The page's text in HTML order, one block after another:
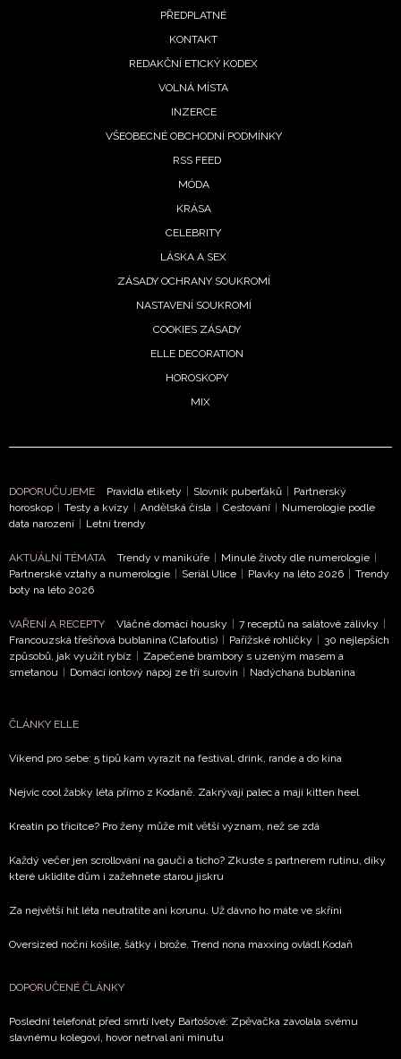
NEWSLETTER
Přihlášením k newsletteru souhlasíte s
podmínkami společnosti BurdaMedia Extra s.r.o.
- BurdaMedia Extra s.r.o. bude s
Vašimi údaji pracovat zejména k organizaci a
vyhodnocení akce a zasílání novinek.
informace od našich partnerů? Pokud souhlasíte se
zpracováním údajů k tomuto účelu podle
soukromí BurdaMedia Extra s.r.o.
PŘEDPLATNÉ
KONTAKT
REDAKČNÍ ETICKÝ KODEX
VOLNÁ MÍSTA
INZERCE
VŠEOBECNÉ OBCHODNÍ PODMÍNKY
RSS FEED
MÓDA
KRÁSA
CELEBRITY
LÁSKA A SEX
ZÁSADY OCHRANY SOUKROMÍ
NASTAVENÍ SOUKROMÍ
COOKIES ZÁSADY
ELLE DECORATION
HOROSKOPY
MIX
DOPORUČUJEME Pravidla etikety | Slovník puberťáků | Partnerský
horoskop | Testy a kvízy | Andělská čísla | Cestování | Numerologie podle
data narození | Letní trendy
AKTUÁLNÍ TÉMATA Trendy v manikúře | Minulé životy dle numerologie |
Partnerské vztahy a numerologie | Seriál Ulice | Plavky na léto 2026 | Trendy
boty na léto 2026
VAŘENÍ A RECEPTY Vláčné domácí housky | 7 receptů na salátové zálivky |
Francouzská třešňová bublanina (Clafoutis) | Pařížské rohlíčky | 30 nejlepších
způsobů, jak využít rybíz | Zapečené brambory s uzeným masem a
smetanou | Domácí iontový nápoj ze tří surovin | Nadýchaná bublanina
ČLÁNKY ELLE
Víkend pro sebe: 5 tipů kam vyrazit na festival, drink, rande a do kina
Nejvíc cool žabky léta přímo z Kodaně. Zakrývají palec a mají kitten heel
Kreatin po třicítce? Pro ženy může mít větší význam, než se zdá
Každý večer jen scrollování na gauči a ticho? Zkuste s partnerem rutinu, díky
které uklidíte dům i zažehnete starou jiskru
Za největší hit léta neutratíte ani korunu. Už dávno ho máte ve skříni
Oversized noční košile, šátky i brože. Trend nona maxxing ovládl Kodaň
DOPORUČENÉ ČLÁNKY
Poslední telefonát před smrtí Ivety Bartošové: Zpěvačka zavolala svému
slavnému kolegovi, hovor netrval ani minutu